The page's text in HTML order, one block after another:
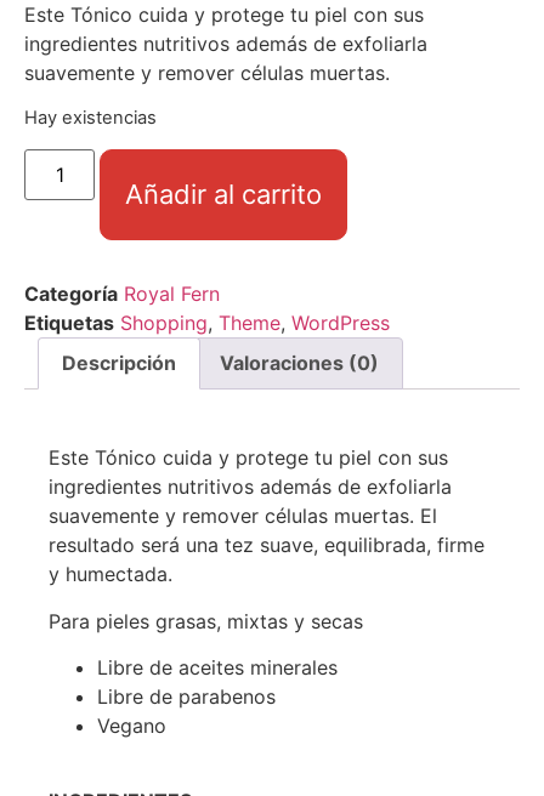
Este Tónico cuida y protege tu piel con sus
ingredientes nutritivos además de exfoliarla
suavemente y remover células muertas.
Hay existencias
Añadir al carrito
Categoría Royal Fern
Etiquetas Shopping, Theme, WordPress
Descripción
Valoraciones (0)
Este Tónico cuida y protege tu piel con sus
ingredientes nutritivos además de exfoliarla
suavemente y remover células muertas. El
resultado será una tez suave, equilibrada, firme
y humectada.
Para pieles grasas, mixtas y secas
Libre de aceites minerales
Libre de parabenos
Vegano